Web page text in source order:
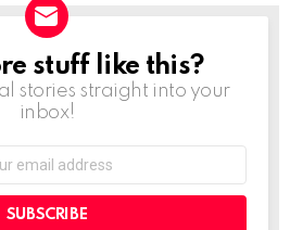
stuff like this?
stories straight into your
inbox!